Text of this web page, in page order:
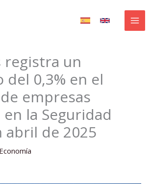
registra un
del 0,3% en el
empresas
la Seguridad
abril de 2025
Economía